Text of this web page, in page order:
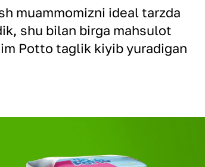
muammomizni ideal tarzda
shu bilan birga mahsulot
Potto taglik kiyib yuradigan